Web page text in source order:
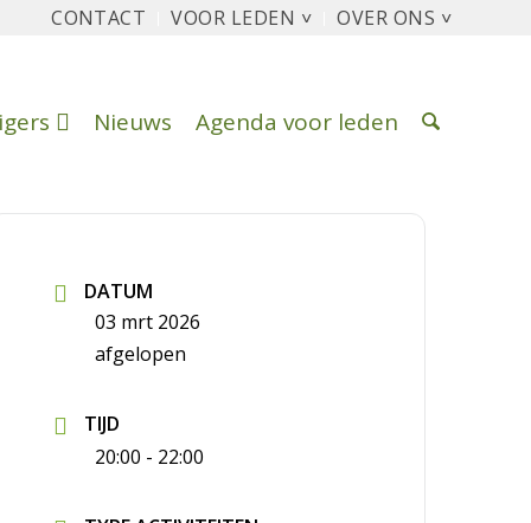
CONTACT VOOR LEDEN ˅ OVER ONS ˅
Nieuws Agenda voor leden
DATUM
03 mrt 2026
afgelopen
TIJD
20:00 - 22:00